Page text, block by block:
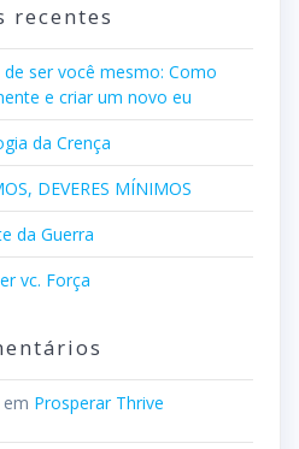
recentes
ser você mesmo: Como
e criar um novo eu
da Crença
DEVERES MÍNIMOS
da Guerra
vc. Força
em Prosperar Thrive